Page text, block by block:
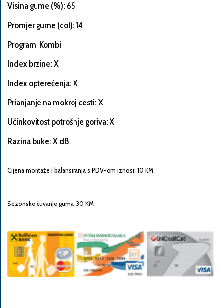
Informacije
o
automobila
Snaga
motora
Godina
proizvodnje
Visina gume (%): 65
Promjer gume (col): 14
Program: Kombi
Index brzine: X
Index opterećenja: X
Prianjanje na mokroj cesti: X
Učinkovitost potrošnje goriva: X
Razina buke: X dB
Cijena montaže i balansiranja s PDV-om iznosi: 10 KM
Sezonsko čuvanje guma: 30 KM